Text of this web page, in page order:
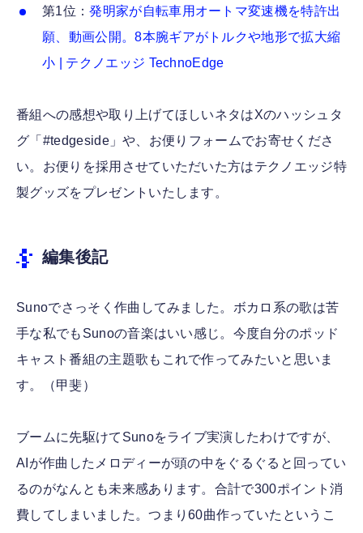
第1位：発明家が自転車用オートマ変速機を特許出
願、動画公開。8本腕ギアがトルクや地形で拡大縮
小 | テクノエッジ TechnoEdge
番組への感想や取り上げてほしいネタはXのハッシュタ
グ「#tedgeside」や、お便りフォームでお寄せくださ
い。お便りを採用させていただいた方はテクノエッジ特
製グッズをプレゼントいたします。
編集後記
Sunoでさっそく作曲してみました。ボカロ系の歌は苦
手な私でもSunoの音楽はいい感じ。今度自分のポッド
キャスト番組の主題歌もこれで作ってみたいと思いま
す。（甲斐）
ブームに先駆けてSunoをライブ実演したわけですが、
AIが作曲したメロディーが頭の中をぐるぐると回ってい
るのがなんとも未来感あります。合計で300ポイント消
費してしまいました。つまり60曲作っていたというこ